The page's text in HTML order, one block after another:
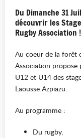
Du Dimanche 31
découvrir les
Rugby Association !
Au coeur de la forêt
Association propose
U12 et U14 des
Laousse Azpiazu.
Au programme :
Du rugby,